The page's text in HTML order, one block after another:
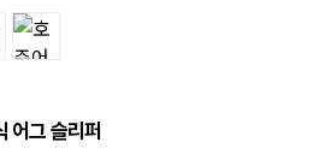
어그 슬리퍼